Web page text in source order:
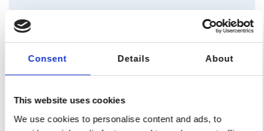
Consent Details About
This website uses cookies
We use cookies to personalise content and ads, to
Pour en savoir plus sur ces options, veuillez consulter